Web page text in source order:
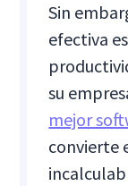
Sin
efectiva
su
mejor
convierte